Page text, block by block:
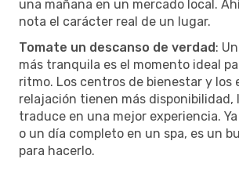
una mañana en un mercado local.
nota el carácter real de un lugar.
Tomate un descanso de verdad:
más tranquila es el momento ideal
ritmo. Los centros de bienestar y los
relajación tienen más disponibilidad,
traduce en una mejor experiencia.
o un día completo en un spa, es un
para hacerlo.